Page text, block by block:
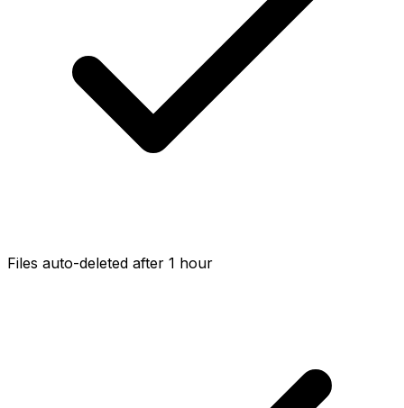
Files auto-deleted after 1 hour